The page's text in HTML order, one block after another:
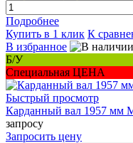
Подробнее
Купить в 1 клик К
В избранное
Б/У
Специальная ЦЕНА
Быстрый просмотр
Карданный вал 1957 мм
запросу
Запросить цену